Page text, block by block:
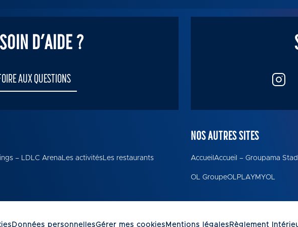
D’AIDE ?
AUX QUESTIONS
– LDLC ArenaLes activitésLes restaurants
NOS AUTRES SITES
Accueil Accueil – Groupama
OL GroupeOLPLAY MYOL
Données personnellesGérer mes cookies Mentions légales Règlement